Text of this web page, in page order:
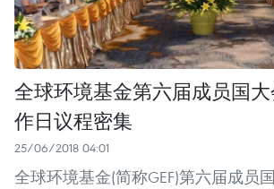
全球环境基金第六届成员国
作日议程密集
25/06/2018 04:01
全球环境基金(简称GEF)第六届成员